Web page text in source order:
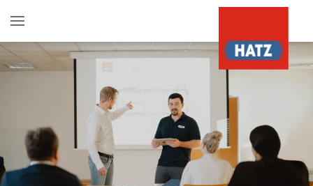
Skip to main content